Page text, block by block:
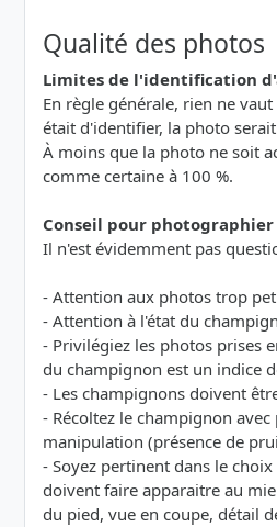
Qualité des photos
Limites de l'identification
En règle générale, rien ne
était d'identifier, la photo
À moins que la photo ne soit
comme certaine à 100 %.
Conseil pour
Il n'est évidemment pas
- Attention aux photos trop
- Attention à l'état du
- Privilégiez les photos prises
du champignon est un indice
- Les champignons doivent
- Récoltez le champignon
manipulation (présence de
- Soyez pertinent dans le
doivent faire apparaitre au
du pied, vue en coupe, détail